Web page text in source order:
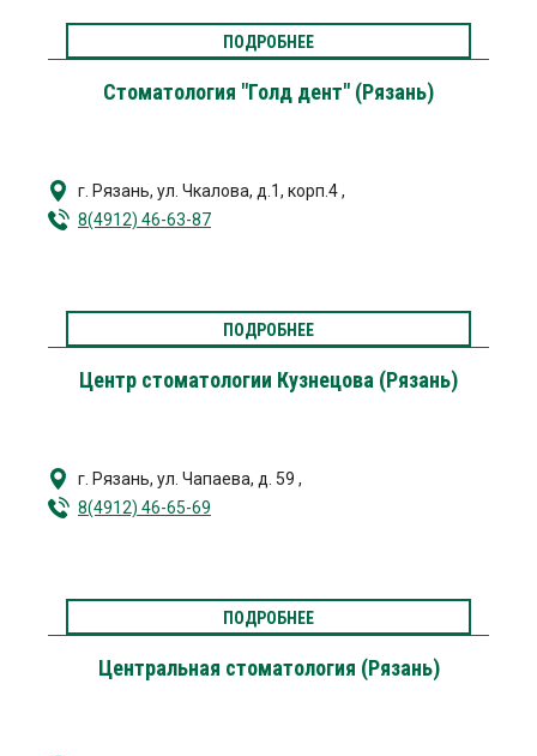
ПОДРОБНЕЕ
Стоматология "Голд дент" (Рязань)
г. Рязань, ул. Чкалова, д.1, корп.4,
8(4912) 46-63-87
ПОДРОБНЕЕ
Центр стоматологии Кузнецова (Рязань)
г. Рязань, ул. Чапаева, д. 59 ,
8(4912) 46-65-69
ПОДРОБНЕЕ
Центральная стоматология (Рязань)